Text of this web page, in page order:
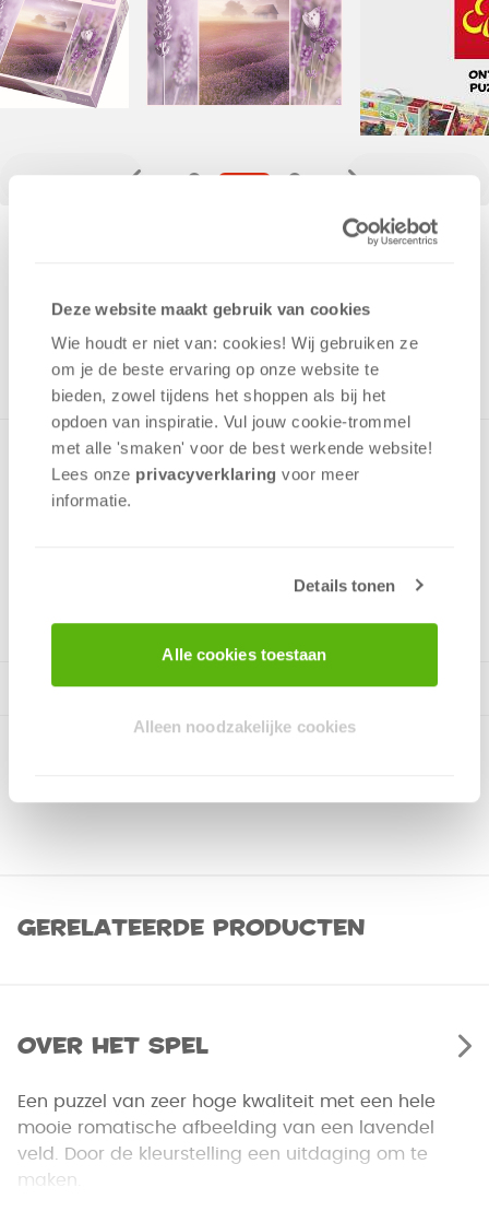
Deze website maakt gebruik van cookies
Wie houdt er niet van: cookies! Wij gebruiken ze
om je de beste ervaring op onze website te
bieden, zowel tijdens het shoppen als bij het
opdoen van inspiratie. Vul jouw cookie-trommel
met alle 'smaken' voor de best werkende website​!
Lees onze privacyverklaring voor meer
informatie.
Details tonen
Alle cookies toestaan
Alleen noodzakelijke cookies
ONTVANG 70 OVERWINNINGSPUNTEN
UIT HET ASSORTIMENT
Een puzzel van zeer hoge kwaliteit met een hele mooie
romatische afbeelding van een lavendel veld. Door de
kleurstelling een uitdaging om te maken.
Gerelateerde producten
Over het spel
Een puzzel van zeer hoge kwaliteit met een hele
mooie romatische afbeelding van een lavendel
veld. Door de kleurstelling een uitdaging om te
maken.